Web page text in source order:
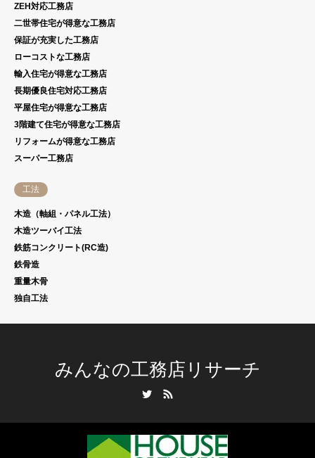
ZEH対応工務店
二世帯住宅が得意な工務店
保証が充実した工務店
ローコストな工務店
輸入住宅が得意な工務店
長期優良住宅対応工務店
平屋住宅が得意な工務店
3階建て住宅が得意な工務店
リフォームが得意な工務店
スーパー工務店
工法
木造（軸組・パネル工法）
木造ツーバイ工法
鉄筋コンクリート(RC造)
鉄骨造
重量木骨
独自工法
みんなの工務店リサーチ